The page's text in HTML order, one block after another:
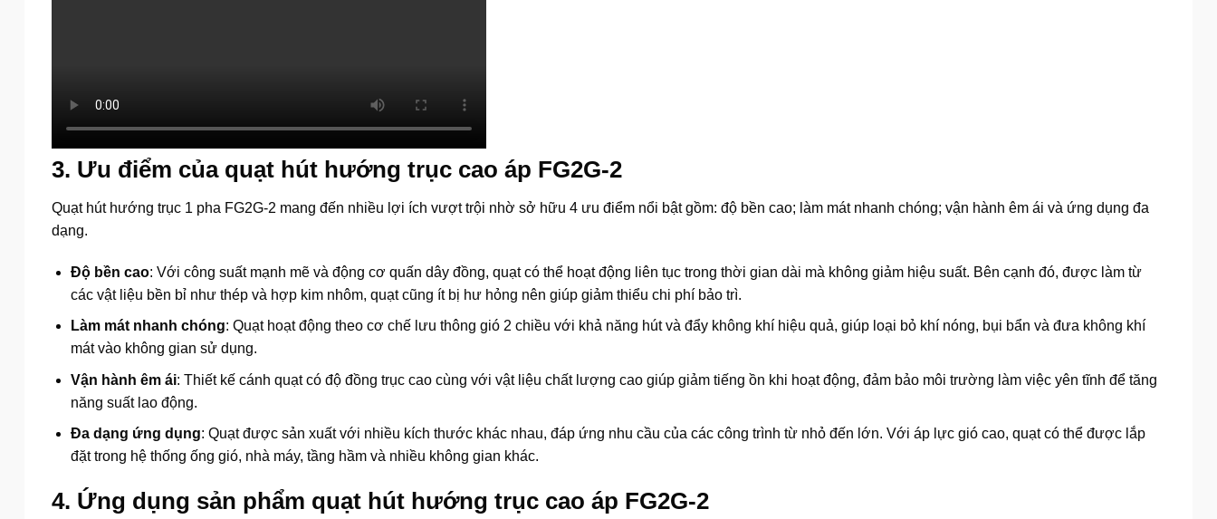
3. Ưu điểm của quạt hút hướng trục cao áp FG2G-2
Quạt hút hướng trục 1 pha FG2G-2 mang đến nhiều lợi ích vượt trội nhờ sở hữu 4 ưu điểm nổi bật gồm: độ bền cao; làm mát nhanh chóng; vận hành êm ái và ứng dụng đa
dạng.
Độ bền cao: Với công suất mạnh mẽ và động cơ quấn dây đồng, quạt có thể hoạt động liên tục trong thời gian dài mà không giảm hiệu suất. Bên cạnh đó, được làm từ
các vật liệu bền bỉ như thép và hợp kim nhôm, quạt cũng ít bị hư hỏng nên giúp giảm thiểu chi phí bảo trì.
Làm mát nhanh chóng: Quạt hoạt động theo cơ chế lưu thông gió 2 chiều với khả năng hút và đẩy không khí hiệu quả, giúp loại bỏ khí nóng, bụi bẩn và đưa không khí
mát vào không gian sử dụng.
Vận hành êm ái: Thiết kế cánh quạt có độ đồng trục cao cùng với vật liệu chất lượng cao giúp giảm tiếng ồn khi hoạt động, đảm bảo môi trường làm việc yên tĩnh để tăng
năng suất lao động.
Đa dạng ứng dụng: Quạt được sản xuất với nhiều kích thước khác nhau, đáp ứng nhu cầu của các công trình từ nhỏ đến lớn. Với áp lực gió cao, quạt có thể được lắp
đặt trong hệ thống ống gió, nhà máy, tầng hầm và nhiều không gian khác.
4. Ứng dụng sản phẩm quạt hút hướng trục cao áp FG2G-2